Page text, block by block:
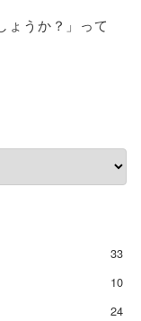
ょうか？」って
33
10
24